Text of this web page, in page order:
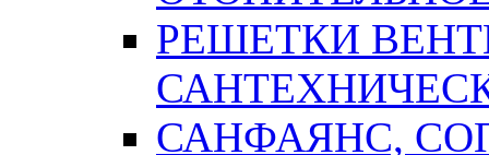
РЕШЕТКИ
САНФАЯНС,